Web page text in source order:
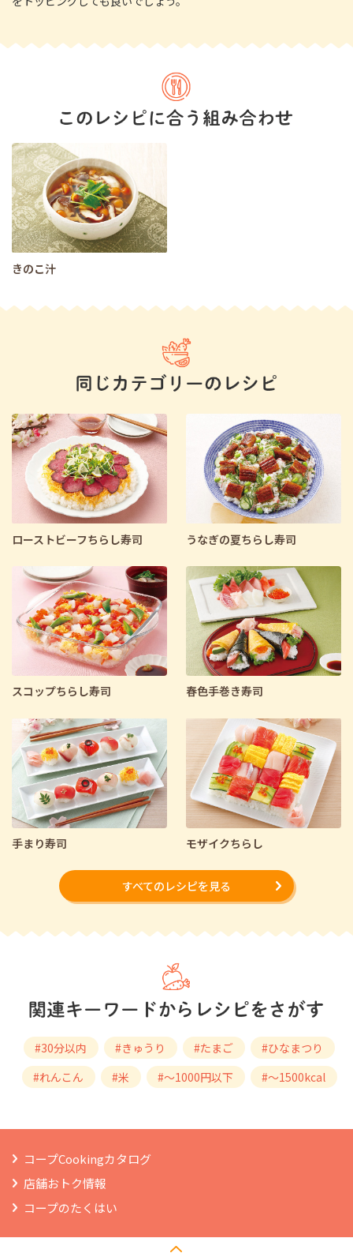
きのこ汁
ローストビーフちらし寿司 うなぎの夏ちらし寿司
スコップちらし寿司 春色手巻き寿司
手まり寿司 モザイクちらし
すべてのレシピを見る
#30分以内 #きゅうり #たまご
#ひなまつり
#れんこん
#米 #～1000円以下 #～1500kcal
コープCookingカタログ
店舗おトク情報
コープのたくはい